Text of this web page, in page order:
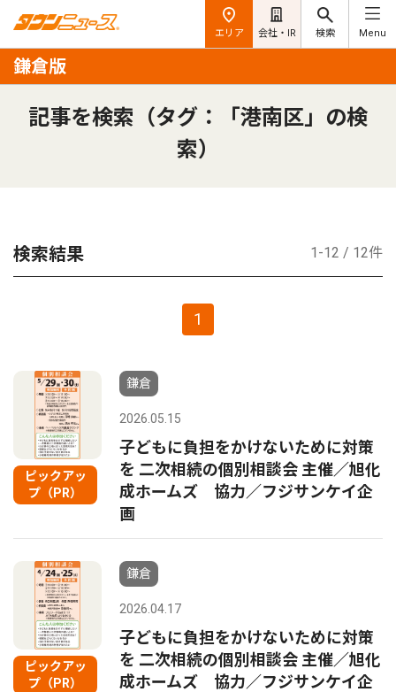
エリア 会社・IR 検索 Menu
鎌倉版
記事を検索（タグ：「港南区」の検
索）
検索結果 1-12 / 12件
1
ピックアッ
プ（PR）
鎌倉
2026.05.15
子どもに負担をかけないために対策
を 二次相続の個別相談会 主催／旭化
成ホームズ 協力／フジサンケイ企
画
ピックアッ
プ（PR）
鎌倉
2026.04.17
子どもに負担をかけないために対策
を 二次相続の個別相談会 主催／旭化
成ホームズ 協力／フジサンケイ企